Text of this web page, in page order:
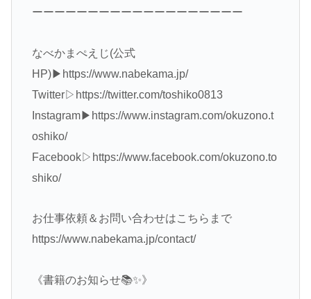
ーーーーーーーーーーーーーーーーーーー
なべかまぺえじ(公式
HP)▶︎https://www.nabekama.jp/
Twitter▷https://twitter.com/toshiko0813
Instagram▶︎https://www.instagram.com/okuzono.t
oshiko/
Facebook▷https://www.facebook.com/okuzono.to
shiko/
お仕事依頼＆お問い合わせはこちらまで
https://www.nabekama.jp/contact/
《書籍のお知らせ📚✨》